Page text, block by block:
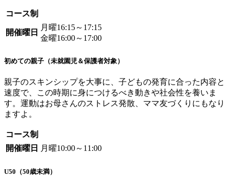
コース制
開催曜日
月曜16:15～17:15
金曜16:00～17:00
初めての親子（未就園児＆保護者対象）
親子のスキンシップを大事に、子どもの発育に合った内容と
速度で、この時期に身につけるべき動きや社会性を養いま
す。運動はお母さんのストレス発散、ママ友づくりにもなり
ますよ。
コース制
開催曜日
月曜10:00～11:00
U50（50歳未満）